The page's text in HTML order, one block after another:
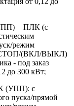
+ ПЛК (с
режим
СТОП/(ВКЛ/ВЫКЛ)
- под заказ
до 300 кВт;
(УПП): с
пуска/прямой